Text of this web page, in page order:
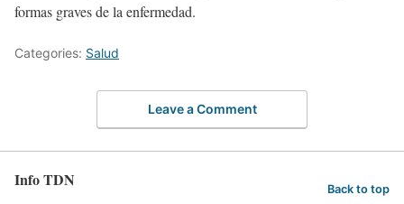
formas graves de la enfermedad.
Categories: Salud
Leave a Comment
Info TDN Back to top